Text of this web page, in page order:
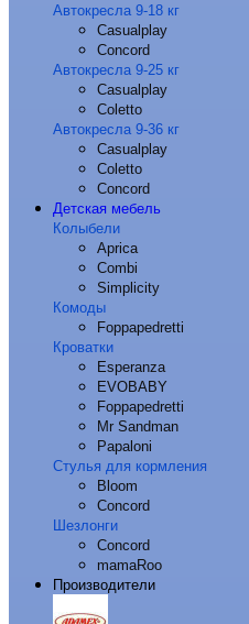
Автокресла 9-18 кг
Casualplay
Concord
Автокресла 9-25 кг
Casualplay
Coletto
Автокресла 9-36 кг
Casualplay
Coletto
Concord
Детская мебель
Колыбели
Aprica
Combi
Simplicity
Комоды
Foppapedretti
Кроватки
Esperanza
EVOBABY
Foppapedretti
Mr Sandman
Papaloni
Стулья для кормления
Bloom
Concord
Шезлонги
Concord
mamaRoo
Производители